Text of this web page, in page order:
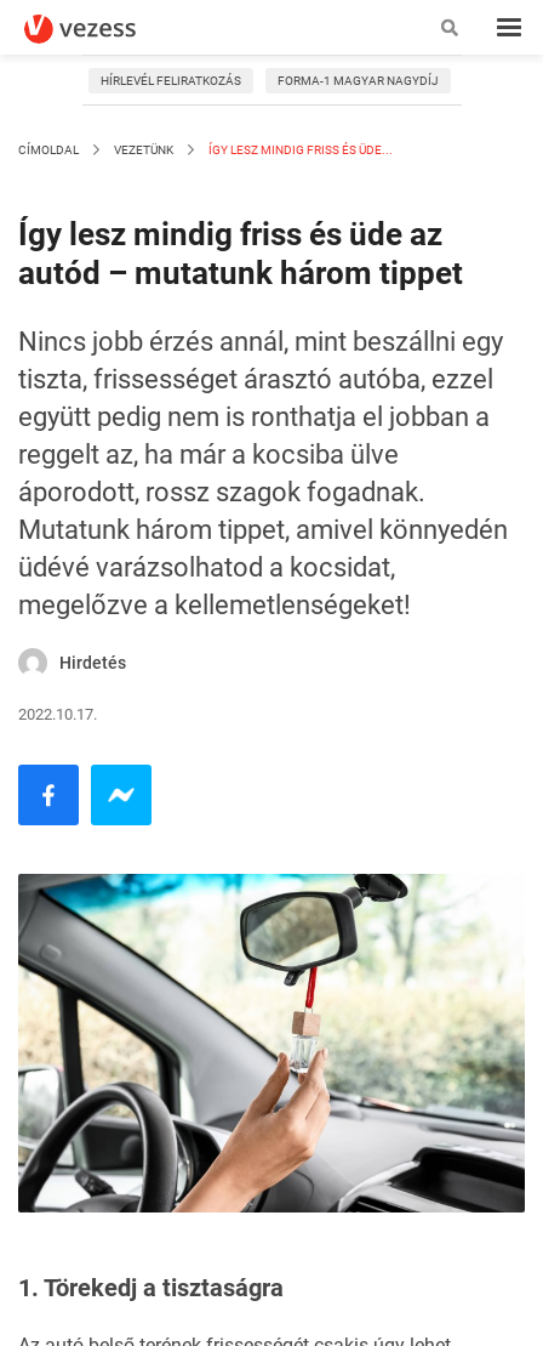
HÍRLEVÉL FELIRATKOZÁS FORMA-1 MAGYAR NAGYDÍJ
CÍMOLDAL VEZETÜNK ÍGY LESZ MINDIG FRISS ÉS ÜDE...
Így lesz mindig friss és üde az
autód – mutatunk három tippet
Nincs jobb érzés annál, mint beszállni egy
tiszta, frissességet árasztó autóba, ezzel
együtt pedig nem is ronthatja el jobban a
reggelt az, ha már a kocsiba ülve
áporodott, rossz szagok fogadnak.
Mutatunk három tippet, amivel könnyedén
üdévé varázsolhatod a kocsidat,
megelőzve a kellemetlenségeket!
Hirdetés
2022.10.17.
1. Törekedj a tisztaságra